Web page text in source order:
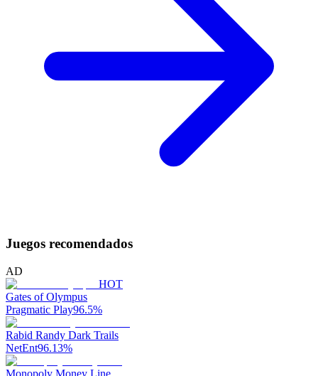
Juegos recomendados
AD
HOT
Gates of Olympus
Pragmatic Play96.5%
Rabid Randy Dark Trails
NetEnt96.13%
Monopoly Money Line